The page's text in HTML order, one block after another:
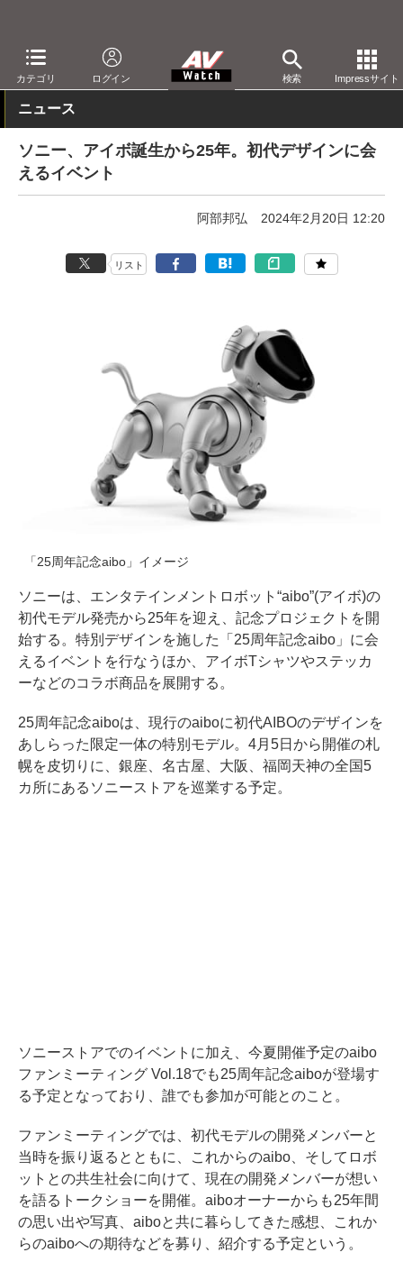
カテゴリ ログイン 検索 Impressサイト
AV Watch 製品 AV周辺機器
ニュース
ソニー、アイボ誕生から25年。初代デザインに会
えるイベント
阿部邦弘 2024年2月20日 12:20
リスト
「25周年記念aibo」イメージ
ソニーは、エンタテインメントロボット“aibo”(アイボ)の
初代モデル発売から25年を迎え、記念プロジェクトを開
始する。特別デザインを施した「25周年記念aibo」に会
えるイベントを行なうほか、アイボTシャツやステッカ
ーなどのコラボ商品を展開する。
25周年記念aiboは、現行のaiboに初代AIBOのデザインを
あしらった限定一体の特別モデル。4月5日から開催の札
幌を皮切りに、銀座、名古屋、大阪、福岡天神の全国5
カ所にあるソニーストアを巡業する予定。
ソニーストアでのイベントに加え、今夏開催予定のaibo
ファンミーティング Vol.18でも25周年記念aiboが登場す
る予定となっており、誰でも参加が可能とのこと。
ファンミーティングでは、初代モデルの開発メンバーと
当時を振り返るとともに、これからのaibo、そしてロボ
ットとの共生社会に向けて、現在の開発メンバーが想い
を語るトークショーを開催。aiboオーナーからも25年間
の思い出や写真、aiboと共に暮らしてきた感想、これか
らのaiboへの期待などを募り、紹介する予定という。